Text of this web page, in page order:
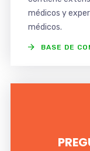
médicos y
médicos.
BASE DE